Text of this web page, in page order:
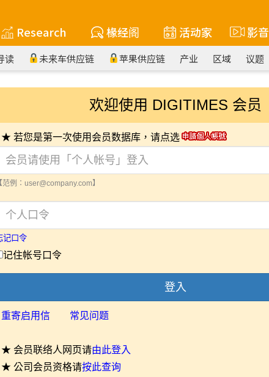
Research 椽经阁 活动家 影音
读 未来车供应链 苹果供应链 产业 区域 议题
欢迎使用 DIGITIMES 会员
★ 若您是第一次使用会员数据库，请点选
【范例：user@company.com】
记口令
记住帐号口令
登入
重寄启用信 常见问题
★ 会员联络人网页请由此登入
★ 公司会员资格请按此查询